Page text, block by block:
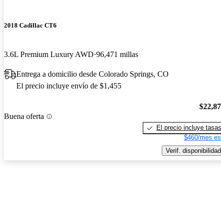
2018 Cadillac CT6
3.6L Premium Luxury AWD 96,471 millas
Entrega a domicilio desde Colorado Springs, CO
El precio incluye envío de $1,455
Buena oferta
El precio incluye tasas
$460/mes
Verif. disponibilidad